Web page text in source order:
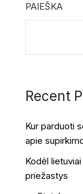
PAIEŠKA
Recent
Kur parduoti
apie
Kodėl
priežastys